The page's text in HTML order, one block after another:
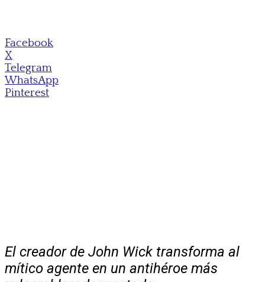
Facebook
X
Telegram
WhatsApp
Pinterest
El creador de John Wick transforma al
mítico agente en un antihéroe más